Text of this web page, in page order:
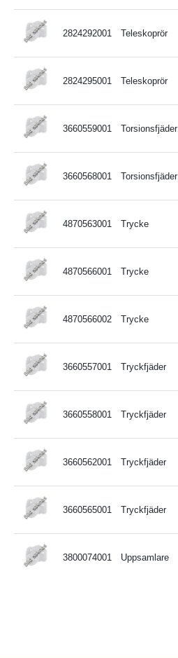
2824292001 Teleskoprör
2824295001 Teleskoprör
3660559001 Torsionsfjäder
3660568001 Torsionsfjäder
4870563001 Trycke
4870566001 Trycke
4870566002 Trycke
3660557001 Tryckfjäder
3660558001 Tryckfjäder
3660562001 Tryckfjäder
3660565001 Tryckfjäder
3800074001 Uppsamlare